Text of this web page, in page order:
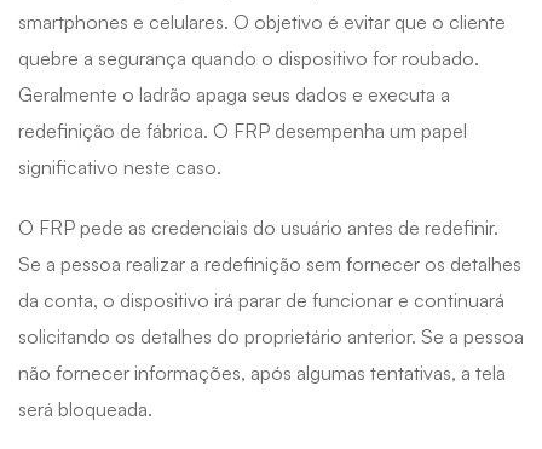
smartphones e celulares. O objetivo é evitar que o cliente
quebre a segurança quando o dispositivo for roubado.
Geralmente o ladrão apaga seus dados e executa a
redefinição de fábrica. O FRP desempenha um papel
significativo neste caso.
O FRP pede as credenciais do usuário antes de redefinir.
Se a pessoa realizar a redefinição sem fornecer os detalhes
da conta, o dispositivo irá parar de funcionar e continuará
solicitando os detalhes do proprietário anterior. Se a pessoa
não fornecer informações, após algumas tentativas, a tela
será bloqueada.